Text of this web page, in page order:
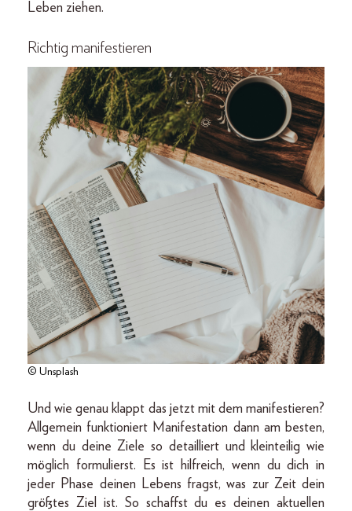
Leben ziehen.
Richtig manifestieren
© Unsplash
Und wie genau klappt das jetzt mit dem manifestieren?
Allgemein funktioniert Manifestation dann am besten,
wenn du deine Ziele so detailliert und kleinteilig wie
möglich formulierst. Es ist hilfreich, wenn du dich in
jeder Phase deinen Lebens fragst, was zur Zeit dein
größtes Ziel ist. So schaffst du es deinen aktuellen